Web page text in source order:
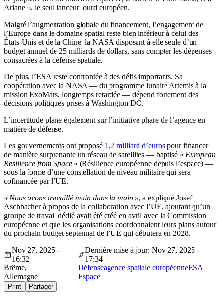
Ariane 6, le seul lanceur lourd européen.
Malgré l’augmentation globale du financement, l’engagement de
l’Europe dans le domaine spatial reste bien inférieur à celui des
États-Unis et de la Chine, la NASA disposant à elle seule d’un
budget annuel de 25 milliards de dollars, sans compter les dépenses
consacrées à la défense spatiale.
De plus, l’ESA reste confrontée à des défis importants. Sa
coopération avec la NASA — du programme lunaire Artemis à la
mission ExoMars, longtemps retardée — dépend fortement des
décisions politiques prises à Washington DC.
L’incertitude plane également sur l’initiative phare de l’agence en
matière de défense.
Les gouvernements ont proposé 1,2 milliard d’euros pour financer
de manière surprenante un réseau de satellites — baptisé « European
Resilience from Space » (Résilience européenne depuis l’espace) —
sous la forme d’une constellation de niveau militaire qui sera
cofinancée par l’UE.
« Nous avons travaillé main dans la main », a expliqué Josef
Aschbacher à propos de la collaboration avec l’UE, ajoutant qu’un
groupe de travail dédié avait été créé en avril avec la Commission
européenne et que les organisations coordonnaient leurs plans autour
du prochain budget septennal de l’UE qui débutera en 2028.
Nov 27, 2025 -
16:32
Dernière mise à jour: Nov 27, 2025 -
17:34
Brême,
Allemagne
Défenseagence spatiale européenneESA
Espace
Print Partager